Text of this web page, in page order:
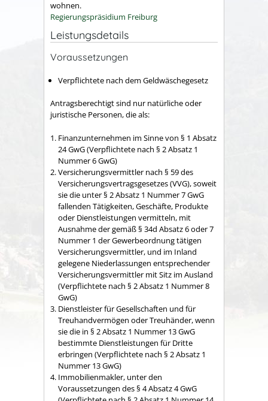
wohnen.
Regierungspräsidium Freiburg
Leistungsdetails
Voraussetzungen
Verpflichtete nach dem Geldwäschegesetz
Antragsberechtigt sind nur natürliche oder
juristische Personen, die als:
Finanzunternehmen im Sinne von § 1 Absatz
24 GwG (Verpflichtete nach § 2 Absatz 1
Nummer 6 GwG)
Versicherungsvermittler nach § 59 des
Versicherungsvertragsgesetzes (VVG), soweit
sie die unter § 2 Absatz 1 Nummer 7 GwG
fallenden Tätigkeiten, Geschäfte, Produkte
oder Dienstleistungen vermitteln, mit
Ausnahme der gemäß § 34d Absatz 6 oder 7
Nummer 1 der Gewerbeordnung tätigen
Versicherungsvermittler, und im Inland
gelegene Niederlassungen entsprechender
Versicherungsvermittler mit Sitz im Ausland
(Verpflichtete nach § 2 Absatz 1 Nummer 8
GwG)
Dienstleister für Gesellschaften und für
Treuhandvermögen oder Treuhänder, wenn
sie die in § 2 Absatz 1 Nummer 13 GwG
bestimmte Dienstleistungen für Dritte
erbringen (Verpflichtete nach § 2 Absatz 1
Nummer 13 GwG)
Immobilienmakler, unter den
Voraussetzungen des § 4 Absatz 4 GwG